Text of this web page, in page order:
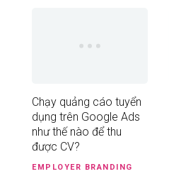
Chạy quảng cáo tuyển
dụng trên Google Ads
như thế nào để thu
được CV?
EMPLOYER BRANDING